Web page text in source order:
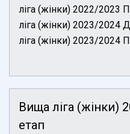
ліга (жінки) 2022/2023
ліга (жінки) 2023/2024
ліга (жінки) 2023/2024
Вища ліга (жінки)
етап